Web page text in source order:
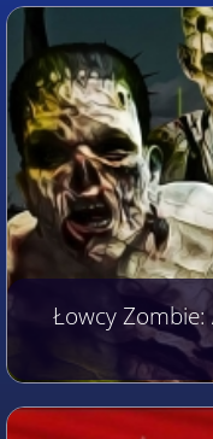
Łowcy Zombie: